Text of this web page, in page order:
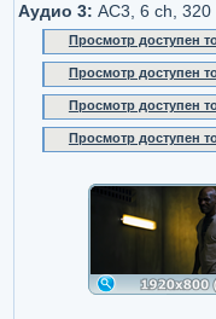
Аудио 3: AC3, 6 ch, 320
Просмотр доступен
Просмотр доступен
Просмотр доступен
Просмотр доступен